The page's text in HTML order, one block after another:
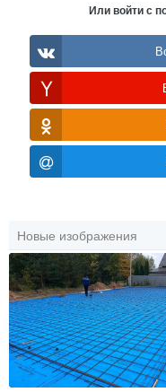
Или войти с
Новые изображения